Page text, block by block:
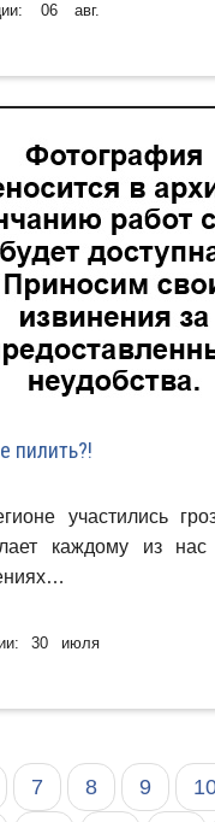
06 авг.
пилить?!
участились
каждому из
30 июля
7 8 9